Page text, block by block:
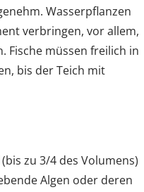
Wasserpflanzen
verbringen, vor allem,
Fische müssen freilich in
bis der Teich mit
zu 3/4 des Volumens)
Algen oder deren